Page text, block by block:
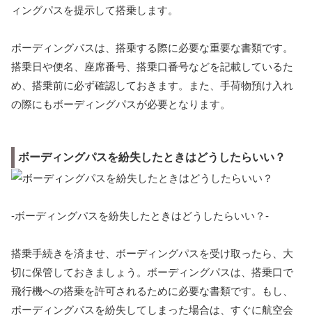
ィングパスを提示して搭乗します。
ボーディングパスは、搭乗する際に必要な重要な書類です。
搭乗日や便名、座席番号、搭乗口番号などを記載しているた
め、搭乗前に必ず確認しておきます。また、手荷物預け入れ
の際にもボーディングパスが必要となります。
ボーディングパスを紛失したときはどうしたらいい？
-ボーディングパスを紛失したときはどうしたらいい？-
搭乗手続きを済ませ、ボーディングパスを受け取ったら、大
切に保管しておきましょう。ボーディングパスは、搭乗口で
飛行機への搭乗を許可されるために必要な書類です。もし、
ボーディングパスを紛失してしまった場合は、すぐに航空会